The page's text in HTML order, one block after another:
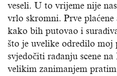
veseli. U to vrijeme nije
vrlo skromni. Prve
kako bih putovao i
što je uvelike odredilo moj
svjedočiti rađanju scene
velikim zanimanjem